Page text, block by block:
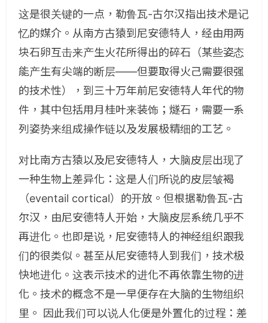
这是很关键的一点，勒鲁瓦-古尔汉指出技术是记
忆的媒介。从南方古猿到尼安德特人，经由用两
块石卵互击来产生火花所得出的碎石（某些姿态
能产生有尖端的断层——但要取得火己需要很强
的技术性），到三十万年前尼安德特人年代的物
件，其中包括用月桂叶来装饰；燧石，需要一系
列姿势来组成操作链以及发展极精细的工艺。
对比南方古猿以及尼安德特人，大脑皮层出现了
一种生物上差异化：这是人们所说的皮层皱褐
（eventail cortical）的开放。但根据勒鲁瓦-古
尔汉，由尼安德特人开始，大脑皮层系统几乎不
再进化。也即是说，尼安德特人的神经组织跟我
们的很类似。甚至从尼安德特人到我们，技术极
快地进化。这表示技术的进化不再依靠生物的进
化。技术的概念不是一早便存在大脑的生物组织
里。 因此我们可以说人化便是外置化的过程：差